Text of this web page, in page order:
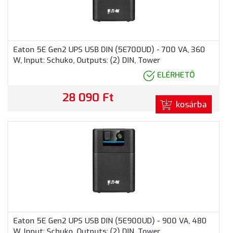
Eaton 5E Gen2 UPS USB DIN (5E700UD) - 700 VA, 360
W, Input: Schuko, Outputs: (2) DIN, Tower
ELÉRHETŐ
28 090 Ft kosárba
Eaton 5E Gen2 UPS USB DIN (5E900UD) - 900 VA, 480